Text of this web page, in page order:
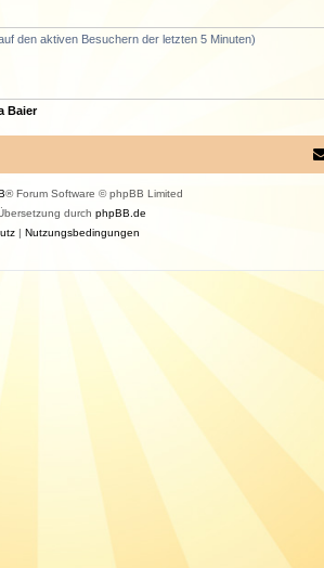
den aktiven Besuchern der letzten 5 Minuten)
Baier
® Forum Software © phpBB Limited
durch phpBB.de
| Nutzungsbedingungen